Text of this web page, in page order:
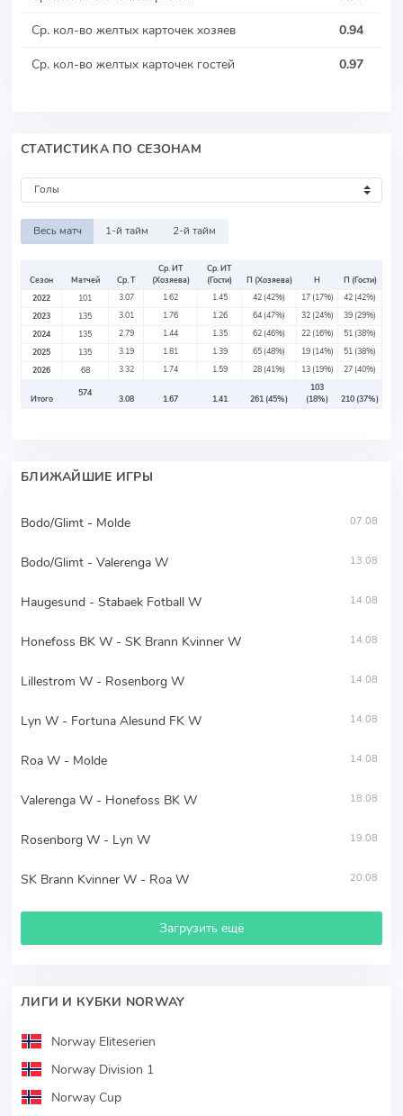
Ср. кол-во желтых карточек хозяев
0.94
Ср. кол-во желтых карточек гостей
0.97
СТАТИСТИКА ПО СЕЗОНАМ
Весь матч 1-й тайм 2-й тайм
Сезон Матчей Ср. Т
Ср. ИТ
(Хозяева)
Ср. ИТ
(Гости)
П (Хозяева) Н
П (Гости)
2022
101 3.07 1.62 1.45 42 (42%) 17 (17%) 42 (42%)
2023
135 3.01 1.76 1.26 64 (47%) 32 (24%) 39 (29%)
2024
135 2.79 1.44 1.35 62 (46%) 22 (16%) 51 (38%)
2025
135 3.19 1.81 1.39 65 (48%) 19 (14%) 51 (38%)
2026
68 3.32 1.74 1.59 28 (41%) 13 (19%) 27 (40%)
Итого
574
3.08 1.67 1.41 261 (45%)
103
(18%)
210 (37%)
БЛИЖАЙШИЕ ИГРЫ
Bodo/Glimt - Molde 07.08
Bodo/Glimt - Valerenga W 13.08
Haugesund - Stabaek Fotball W 14.08
Honefoss BK W - SK Brann Kvinner W 14.08
Lillestrom W - Rosenborg W 14.08
Lyn W - Fortuna Alesund FK W 14.08
Roa W - Molde 14.08
Valerenga W - Honefoss BK W 18.08
Rosenborg W - Lyn W 19.08
SK Brann Kvinner W - Roa W 20.08
Загрузить ещё
ЛИГИ И КУБКИ NORWAY
Norway Eliteserien
Norway Division 1
Norway Cup